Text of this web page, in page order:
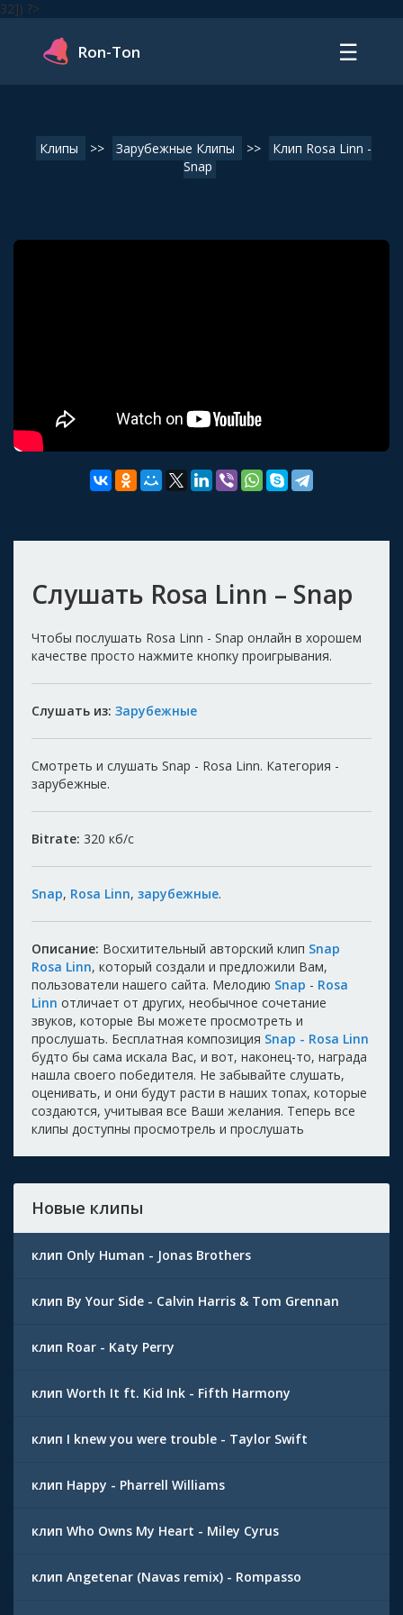
32]) ?>
Ron-Ton ☰
Клипы >> Зарубежные Клипы >>
Клип Rosa Linn -
Snap
Слушать Rosa Linn – Snap
Чтобы послушать Rosa Linn - Snap онлайн в хорошем
качестве просто нажмите кнопку проигрывания.
Слушать из: Зарубежные
Смотреть и слушать Snap - Rosa Linn. Категория -
зарубежные.
Bitrate: 320 кб/с
Snap, Rosa Linn, зарубежные.
Описание: Восхитительный авторский клип Snap
Rosa Linn, который создали и предложили Вам,
пользователи нашего сайта. Мелодию Snap - Rosa
Linn отличает от других, необычное сочетание
звуков, которые Вы можете просмотреть и
прослушать. Бесплатная композиция Snap - Rosa Linn
будто бы сама искала Вас, и вот, наконец-то, награда
нашла своего победителя. Не забывайте слушать,
оценивать, и они будут расти в наших топах, которые
создаются, учитывая все Ваши желания. Теперь все
клипы доступны просмотрель и прослушать
Новые клипы
клип Only Human - Jonas Brothers
клип By Your Side - Calvin Harris & Tom Grennan
клип Roar - Katy Perry
клип Worth It ft. Kid Ink - Fifth Harmony
клип I knew you were trouble - Taylor Swift
клип Happy - Pharrell Williams
клип Who Owns My Heart - Miley Cyrus
клип Angetenar (Navas remix) - Rompasso